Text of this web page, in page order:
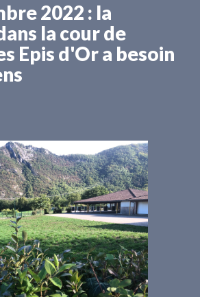
2022 : la
la cour de
Epis d'Or a besoin